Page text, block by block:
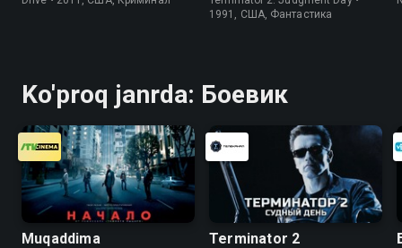
1991, США, Фантастика
Ko'proq janrda: Боевик
Muqaddima Terminator 2